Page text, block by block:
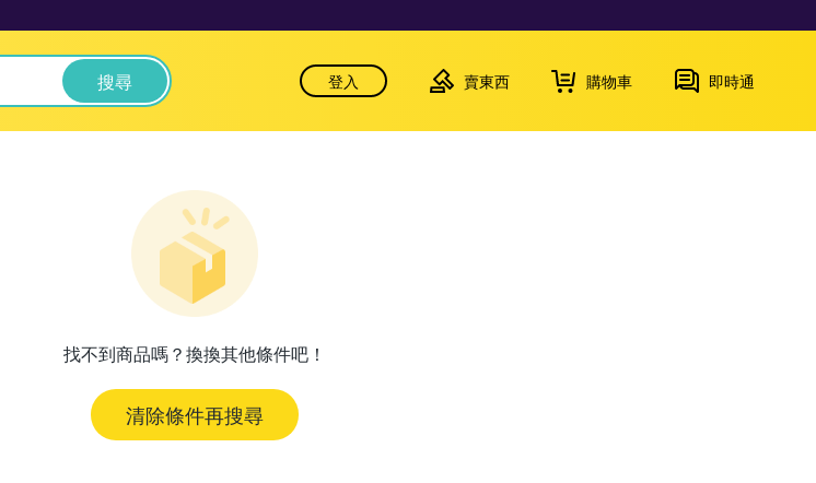
搜尋 登入 賣東西 購物車 即時通
找不到商品嗎？換換其他條件吧！
清除條件再搜尋